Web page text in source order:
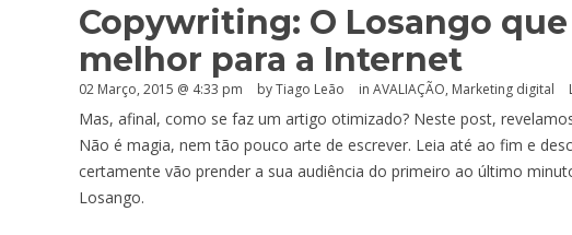
Copywriting: O Losango
melhor para a Internet
02 Março, 2015 @ 4:33 pm by Tiago Leão in AVALIAÇÃO, Marketing digital
Mas, afinal, como se faz um artigo otimizado? Neste post,
Não é magia, nem tão pouco arte de escrever. Leia até ao fim e
certamente vão prender a sua audiência do primeiro ao último
Losango.